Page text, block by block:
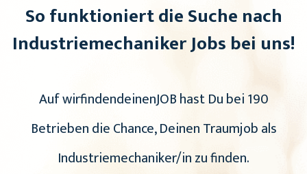
So funktioniert die Suche nach
Industriemechaniker Jobs bei uns!
Auf wirfindendeinenJOB hast Du bei 190
Betrieben die Chance, Deinen Traumjob als
Industriemechaniker/in zu finden.